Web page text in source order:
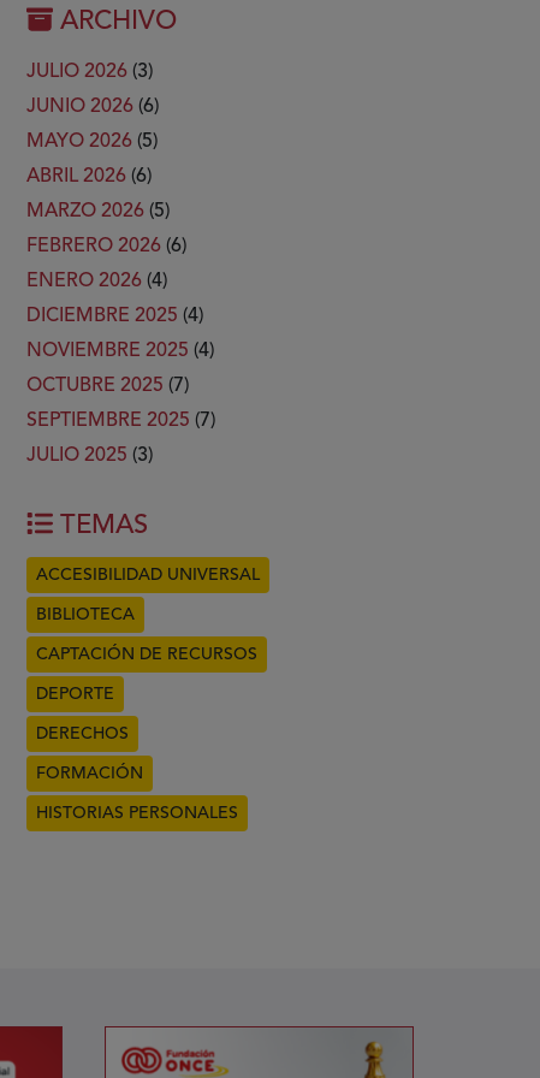
ARCHIVO
JULIO 2026 (3)
JUNIO 2026 (6)
MAYO 2026 (5)
ABRIL 2026 (6)
MARZO 2026 (5)
FEBRERO 2026 (6)
ENERO 2026 (4)
DICIEMBRE 2025 (4)
NOVIEMBRE 2025 (4)
OCTUBRE 2025 (7)
SEPTIEMBRE 2025 (7)
JULIO 2025 (3)
TEMAS
ACCESIBILIDAD UNIVERSAL
BIBLIOTECA
CAPTACIÓN DE RECURSOS
DEPORTE
DERECHOS
FORMACIÓN
HISTORIAS PERSONALES